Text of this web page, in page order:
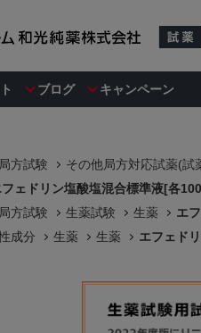
ブログ キャンペーン
方試験 その他局方対応試薬(試
ェドリン塩酸塩混合標準液[各
方試験 生薬試験 生薬
エ
成分 生薬 生薬 エフェド